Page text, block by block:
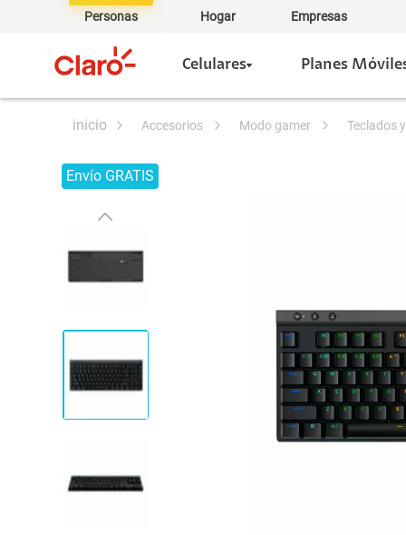
Personas Hogar Empresas
Celulares Planes
accesorios modo gamer teclados
Envío GRATIS